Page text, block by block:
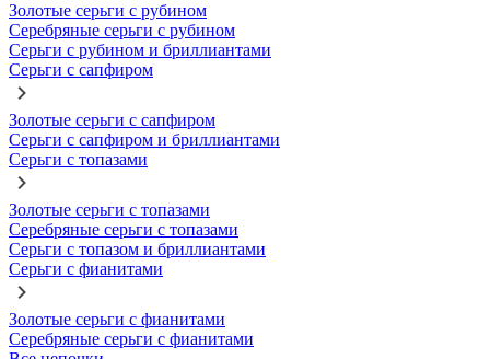
Золотые серьги с рубином
Серебряные серьги с рубином
Серьги с рубином и бриллиантами
Серьги с сапфиром
Золотые серьги с сапфиром
Серьги с сапфиром и бриллиантами
Серьги с топазами
Золотые серьги с топазами
Серебряные серьги с топазами
Серьги с топазом и бриллиантами
Серьги с фианитами
Золотые серьги с фианитами
Серебряные серьги с фианитами